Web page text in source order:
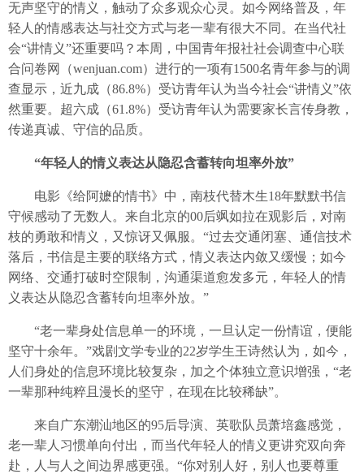
无声坚守的情义，触动了众多观众心灵。如今网络普及，年
轻人的情感表达与社交方式与老一辈有很大不同。在当代社
会“讲情义”还重要吗？本周，中国青年报社社会调查中心联
合问卷网（wenjuan.com）进行的一项有1500名青年参与的调
查显示，近九成（86.8%）受访青年认为当今社会“讲情义”依
然重要。超六成（61.8%）受访青年认为需要家长言传身教，
传递真诚、守信的品质。
“年轻人的情义表达从隐忍含蓄转向坦率外放”
电影《给阿嬷的情书》中，南枝代替木生18年默默书信
守候感动了无数人。来自北京的00后飒如拉在观影后，对南
枝的勇敢和情义，又惊讶又佩服。“过去交通闭塞、通信技术
落后，书信是主要的联络方式，情义表达内敛又缓慢；如今
网络、交通打破时空限制，沟通渠道愈发多元，年轻人的情
义表达从隐忍含蓄转向坦率外放。”
“老一辈身处信息单一的环境，一旦认定一份情谊，便能
坚守十余年。”戏剧文学专业的22岁学生王诗然认为，如今，
人们身处的信息环境比较复杂，加之个体独立意识增强，“老
一辈那种纯粹且漫长的坚守，在现在比较稀缺”。
来自广东潮汕地区的95后导演、英歌队员萧培鑫感觉，
老一辈人习惯单向付出，而当代年轻人的情义更讲究双向奔
赴，人与人之间边界感更强。“你对别人好，别人也要尊重